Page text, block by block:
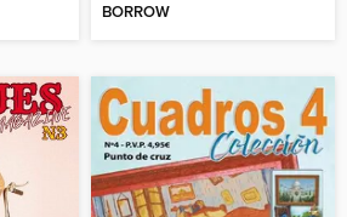
BORROW